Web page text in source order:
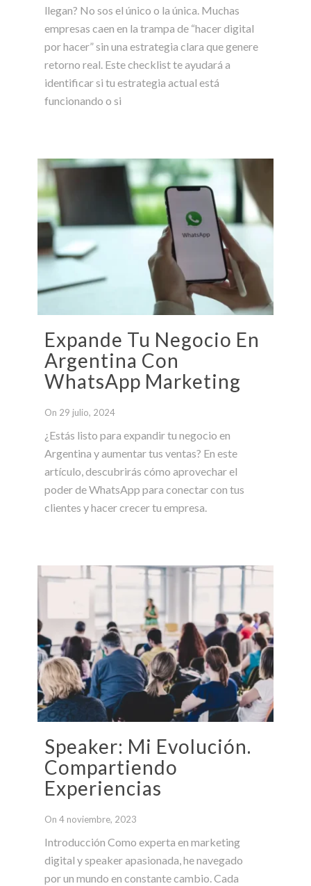
llegan? No sos el único o la única. Muchas
empresas caen en la trampa de “hacer digital
por hacer” sin una estrategia clara que genere
retorno real. Este checklist te ayudará a
identificar si tu estrategia actual está
funcionando o si
Expande Tu Negocio En
Argentina Con
WhatsApp Marketing
On 29 julio, 2024
¿Estás listo para expandir tu negocio en
Argentina y aumentar tus ventas? En este
artículo, descubrirás cómo aprovechar el
poder de WhatsApp para conectar con tus
clientes y hacer crecer tu empresa.
Speaker: Mi Evolución.
Compartiendo
Experiencias
On 4 noviembre, 2023
Introducción Como experta en marketing
digital y speaker apasionada, he navegado
por un mundo en constante cambio. Cada